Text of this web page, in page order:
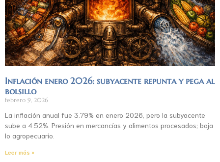
Inflación enero 2026: subyacente repunta y pega al
bolsillo
febrero 9, 2026
La inflación anual fue 3.79% en enero 2026, pero la subyacente
sube a 4.52%. Presión en mercancías y alimentos procesados; baja
lo agropecuario.
Leer más »